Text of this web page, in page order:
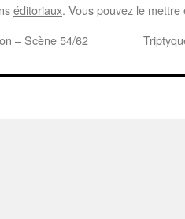
éditoriaux. Vous pouvez le
– Scène 54/62